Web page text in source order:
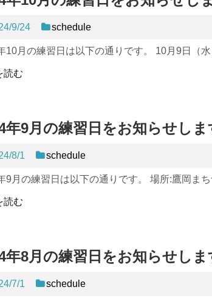
9/24 schedule
10月の練習日は以下の通りです。 10月9日（
読む
年9月の練習日をお知らせしま
8/1 schedule
9月の練習日は以下の通りです。 場所:鷹岡ま
読む
年8月の練習日をお知らせしま
7/1 schedule